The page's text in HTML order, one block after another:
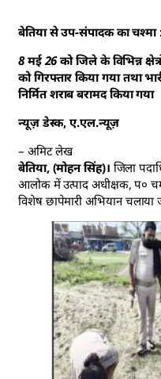
बेतिया से उप-संपादक का चश्मा
8 मई 26 को जिले के विभिन्न
को गिरफ्तार किया गया तथा
निर्मित शराब बरामद किया गया
न्यूज़ डेस्क, ए.एल.न्यूज़
– अमिट लेख
बेतिया, (मोहन सिंह)। जिला
आलोक में उत्पाद अधीक्षक, प०
विशेष छापेमारी अभियान चलाया